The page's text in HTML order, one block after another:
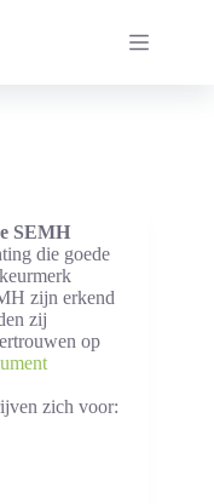
SEMH
die goede
zijn erkend
zij
op
zich voor: